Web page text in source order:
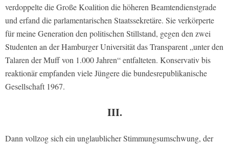
verdoppelte die Große Koalition die höheren Beamtendienstgrade
und erfand die parlamentarischen Staatssekretäre. Sie verkörperte
für meine Generation den politischen Stillstand, gegen den zwei
Studenten an der Hamburger Universität das Transparent „unter den
Talaren der Muff von 1.000 Jahren“ entfalteten. Konservativ bis
reaktionär empfanden viele Jüngere die bundesrepublikanische
Gesellschaft 1967.
III.
Dann vollzog sich ein unglaublicher Stimmungsumschwung, der